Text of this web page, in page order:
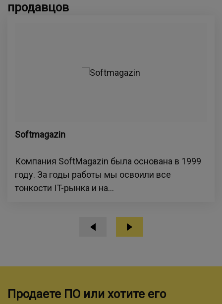
продавцов
Softmagazin
Компания SoftMagazin была основана в 1999
году. За годы работы мы освоили все
тонкости IT-рынка и на...
Продаете ПО или хотите его